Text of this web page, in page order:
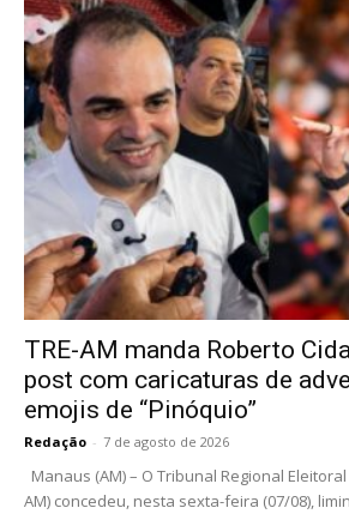
TRE-AM manda Roberto
post com caricaturas de
emojis de “Pinóquio”
Redação - 7 de agosto de 2026
Manaus (AM) – O Tribunal Regional
AM) concedeu, nesta sexta-feira (07/08),